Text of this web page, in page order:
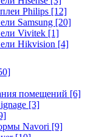
Philips [12]
Samsung [20]
Vivitek [1]
Hikvision [4]
помещений [6]
[3]
Navori [9]